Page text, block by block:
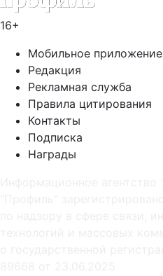
16+
Мобильное приложение
Редакция
Рекламная служба
Правила цитирования
Контакты
Подписка
Награды